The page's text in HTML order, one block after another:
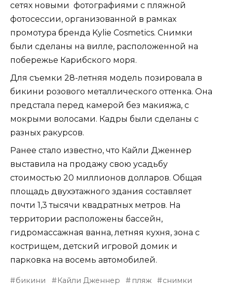
сетях новыми фотографиями с пляжной
фотосессии, организованной в рамках
промотура бренда Kylie Cosmetics. Снимки
были сделаны на вилле, расположенной на
побережье Карибского моря.
Для съемки 28-летняя модель позировала в
бикини розового металлического оттенка. Она
предстала перед камерой без макияжа, с
мокрыми волосами. Кадры были сделаны с
разных ракурсов.
Ранее стало известно, что Кайли Дженнер
выставила на продажу свою усадьбу
стоимостью 20 миллионов долларов. Общая
площадь двухэтажного здания составляет
почти 1,3 тысячи квадратных метров. На
территории расположены бассейн,
гидромассажная ванна, летняя кухня, зона с
кострищем, детский игровой домик и
парковка на восемь автомобилей.
бикини Кайли Дженнер пляж
снимки